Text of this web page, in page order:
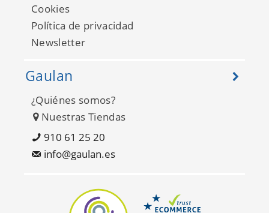
Cookies
Política de privacidad
Newsletter
Gaulan
¿Quiénes somos?
Nuestras Tiendas
910 61 25 20
info@gaulan.es